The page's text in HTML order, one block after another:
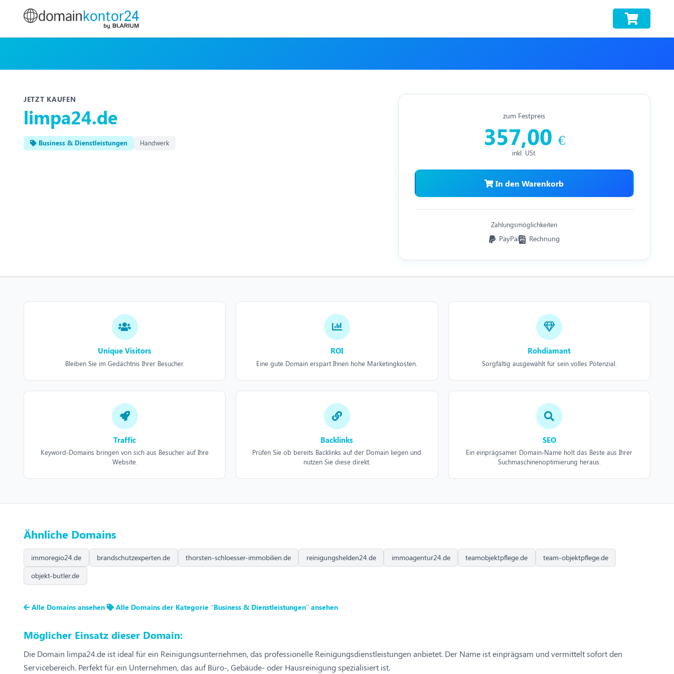
JETZT KAUFEN
limpa24.de
Business & Dienstleistungen Handwerk
zum Festpreis
357,00 €
inkl. USt.
In den Warenkorb
Zahlungsmöglichkeiten
PayPal Rechnung
Unique Visitors
Bleiben Sie im Gedächtnis Ihrer Besucher.
ROI
Eine gute Domain erspart Ihnen hohe Marketingkosten.
Rohdiamant
Sorgfältig ausgewählt für sein volles Potenzial.
Traffic
Keyword-Domains bringen von sich aus Besucher auf Ihre
Website.
Backlinks
Prüfen Sie ob bereits Backlinks auf der Domain liegen und
nutzen Sie diese direkt.
SEO
Ein einprägsamer Domain-Name holt das Beste aus Ihrer
Suchmaschinenoptimierung heraus.
Ähnliche Domains
immoregio24.de brandschutzexperten.de thorsten-schloesser-immobilien.de reinigungshelden24.de immoagentur24.de teamobjektpflege.de
team-objektpflege.de
objekt-butler.de
Alle Domains ansehen Alle Domains der Kategorie “Business & Dienstleistungen” ansehen
Möglicher Einsatz dieser Domain:
Die Domain limpa24.de ist ideal für ein Reinigungsunternehmen, das professionelle Reinigungsdienstleistungen anbietet. Der Name ist einprägsam und vermittelt sofort den
Servicebereich. Perfekt für ein Unternehmen, das auf Büro-, Gebäude- oder Hausreinigung spezialisiert ist.